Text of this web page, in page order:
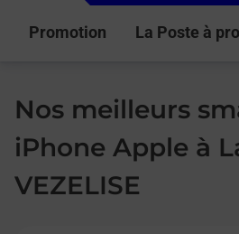
Promotion La Poste à
Nos meilleurs
iPhone Apple à
VEZELISE